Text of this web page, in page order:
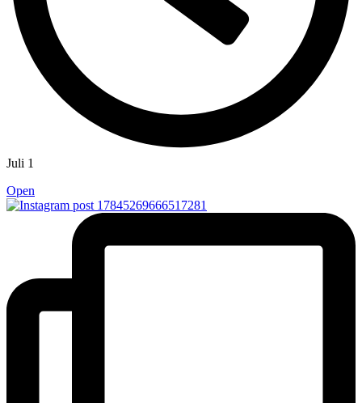
Juli 1
Open